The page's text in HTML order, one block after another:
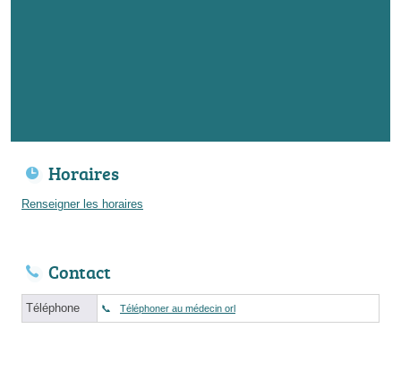
Horaires
Renseigner les horaires
Contact
Téléphone Téléphoner au médecin orl